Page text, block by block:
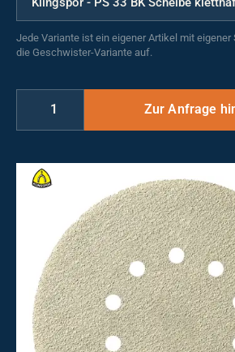
Jede Variante ist ein eigener Artikel mit
die Geschwister-Variante auf.